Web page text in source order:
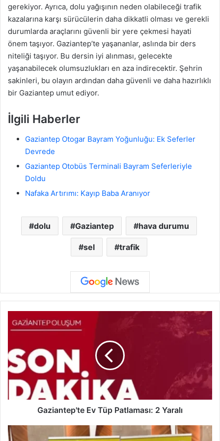
gerekiyor. Ayrıca, dolu yağışının neden olabileceği trafik
kazalarına karşı sürücülerin daha dikkatli olması ve gerekli
durumlarda araçlarını güvenli bir yere çekmesi hayati
önem taşıyor. Gaziantep’te yaşananlar, aslında bir ders
niteliği taşıyor. Bu dersin iyi alınması, gelecekte
yaşanabilecek olumsuzlukları en aza indirecektir. Şehrin
sakinleri, bu olayın ardından daha güvenli ve daha hazırlıklı
bir Gaziantep umut ediyor.
İlgili Haberler
Gaziantep Otogar Bayram Yoğunluğu: Ek Seferler
Devrede
Gaziantep Otobüs Terminali Bayram Seferleriyle
Doldu
Nafaka Artırımı: Kayıp Baba Aranıyor
dolu Gaziantep hava durumu
sel trafik
a
n
t
p
e
Gaziantep'te Ev Tüp Patlaması: 2 Yaralı
N